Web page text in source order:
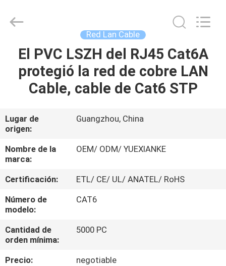
HOGAR
PRODUCTOS
VIDEOS
SOBRE
NOSOTROS
VIAJE
DE
LA
Industry
Reserved.
Red Lan Cable
El PVC LSZH del RJ45 Cat6A
protegió la red de cobre LAN
Cable, cable de Cat6 STP
Lugar de
origen:
Guangzhou, China
Nombre de la
marca:
OEM/ ODM/ YUEXIANKE
Certificación:
ETL/ CE/ UL/ ANATEL/ RoHS
Número de
modelo:
CAT6
Cantidad de
orden mínima:
5000 PC
Precio:
negotiable